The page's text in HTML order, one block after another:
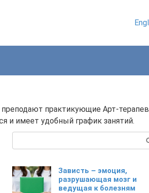
преподают практикующие Арт-
и имеет удобный график занятий.
Зависть – эмоция,
разрушающая мозг и
ведущая к болезням